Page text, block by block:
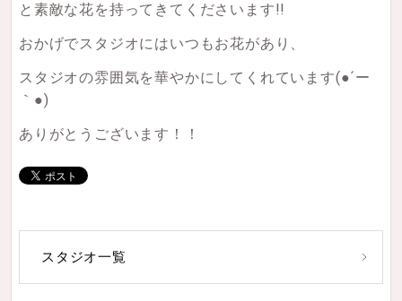
と素敵な花を持ってきてくださいます!!
おかげでスタジオにはいつもお花があり、
スタジオの雰囲気を華やかにしてくれています(●´ー
｀●)
ありがとうございます！！
スタジオ一覧